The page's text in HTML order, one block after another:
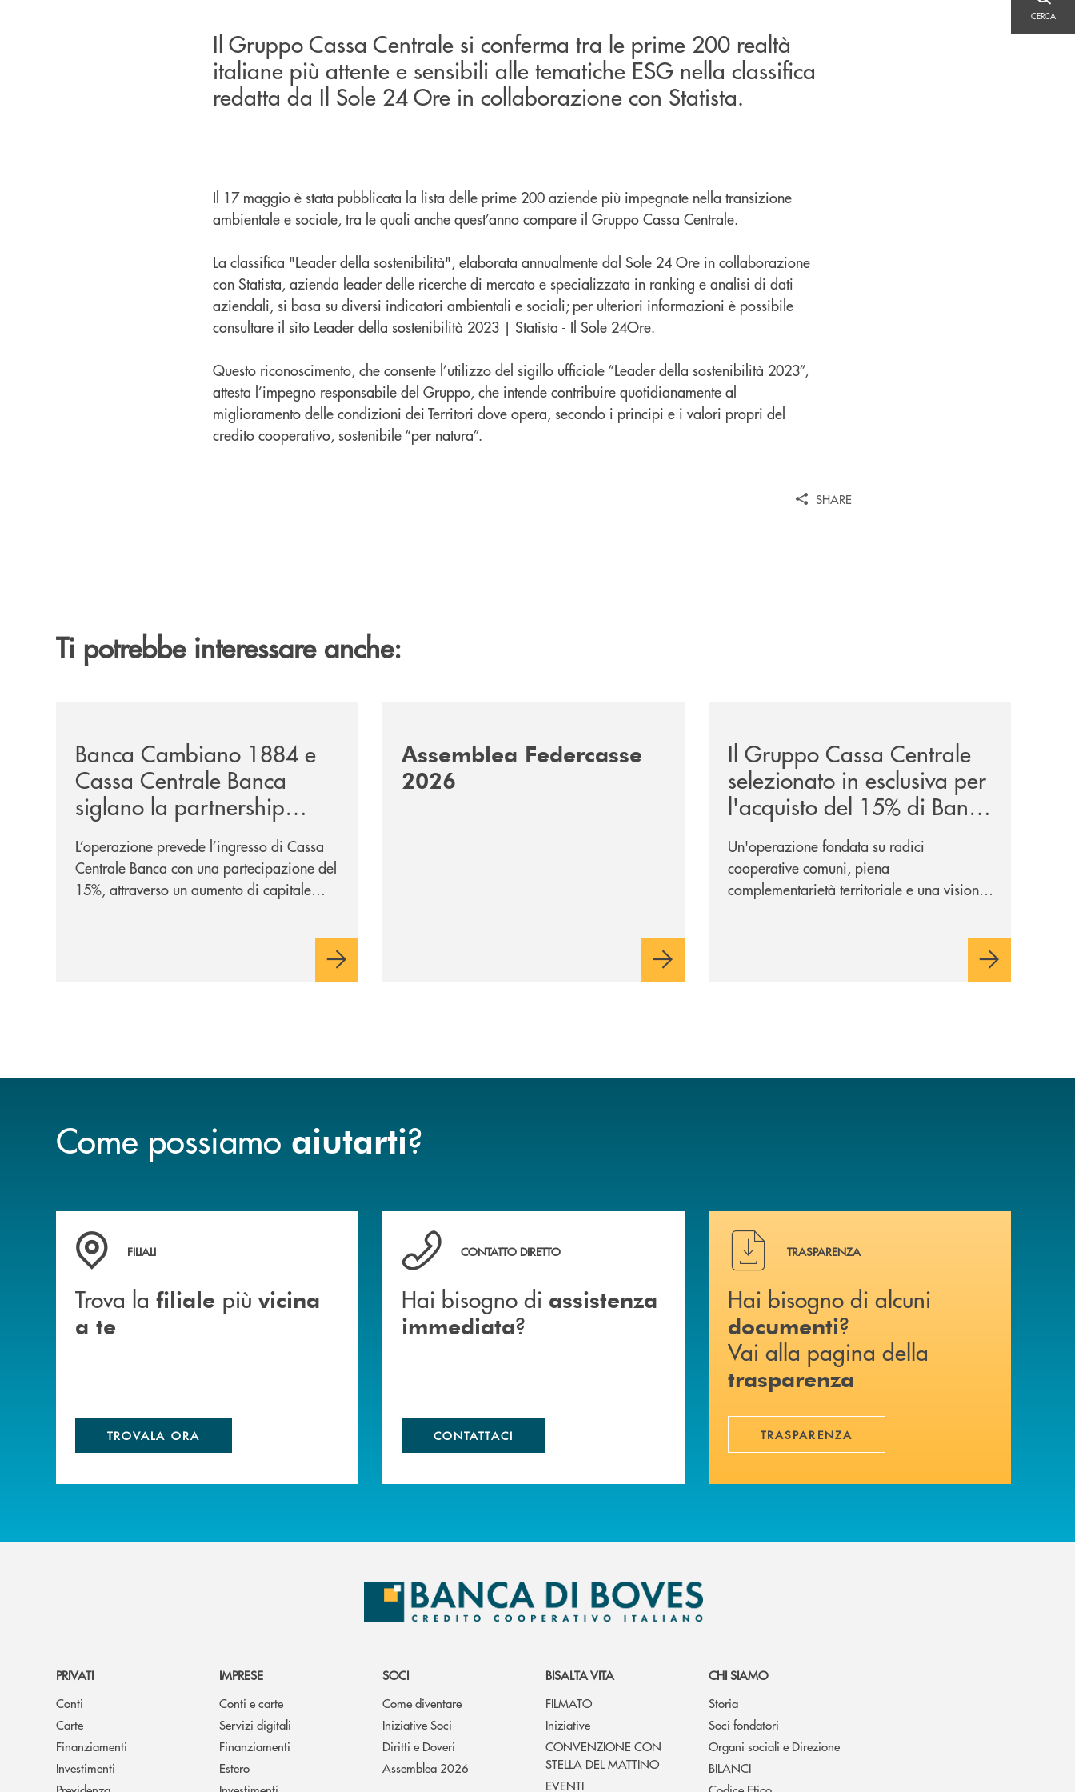
CERCA
Il Gruppo Cassa Centrale si conferma tra le prime 200 realtà
italiane più attente e sensibili alle tematiche ESG nella classifica
redatta da Il Sole 24 Ore in collaborazione con Statista.
Il 17 maggio è stata pubblicata la lista delle prime 200 aziende più impegnate nella transizione
ambientale e sociale, tra le quali anche quest’anno compare il Gruppo Cassa Centrale.
La classifica "Leader della sostenibilità", elaborata annualmente dal Sole 24 Ore in collaborazione
con Statista, azienda leader delle ricerche di mercato e specializzata in ranking e analisi di dati
aziendali, si basa su diversi indicatori ambientali e sociali; per ulteriori informazioni è possibile
consultare il sito Leader della sostenibilità 2023 | Statista - Il Sole 24Ore.
Questo riconoscimento, che consente l’utilizzo del sigillo ufficiale “Leader della sostenibilità 2023”,
attesta l’impegno responsabile del Gruppo, che intende contribuire quotidianamente al
miglioramento delle condizioni dei Territori dove opera, secondo i principi e i valori propri del
credito cooperativo, sostenibile “per natura”.
SHARE
Ti potrebbe interessare anche:
Banca Cambiano 1884 e
Cassa Centrale Banca
siglano la partnership
strategica
L’operazione prevede l’ingresso di Cassa
Centrale Banca con una partecipazione del
15%, attraverso un aumento di capitale
sulla condivisione di valori comuni e sulla
prossimità ai territori, per ampliare l’offerta
Assemblea Federcasse
2026
Il Gruppo Cassa Centrale
selezionato in esclusiva per
l'acquisto del 15% di Banca
Cambiano 1884
Un'operazione fondata su radici
cooperative comuni, piena
complementarietà territoriale e una visione
Come possiamo aiutarti?
Trova la filiale&nbsp; più vicina a te
FILIALI
Trova la filiale più vicina
a te
TROVALA ORA
Hai bisogno di assistenza immediata ?
CONTATTO DIRETTO
Hai bisogno di assistenza
immediata?
CONTATTACI
Hai bisogno di alcuni documenti ? Vai alla pagina della
TRASPARENZA
Hai bisogno di alcuni
documenti?
Vai alla pagina della
trasparenza
TRASPARENZA
PRIVATI
Conti
Carte
Finanziamenti
Investimenti
IMPRESE
Conti e carte
Servizi digitali
Finanziamenti
Estero
SOCI
Come diventare
Iniziative Soci
Diritti e Doveri
Assemblea 2026
BISALTA VITA
FILMATO
Iniziative
CONVENZIONE CON
STELLA DEL MATTINO
EVENTI
CHI SIAMO
Storia
Soci fondatori
Organi sociali e Direzione
BILANCI